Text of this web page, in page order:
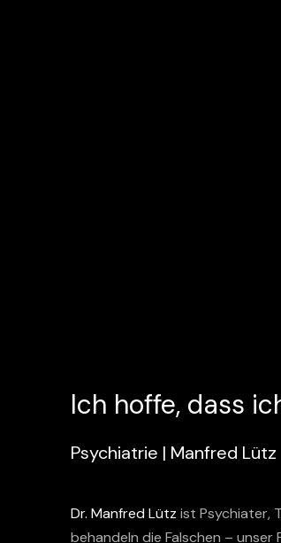
Ich hoffe, dass
Psychiatrie | Manfred Lütz
Dr. Manfred Lütz ist Psychiater,
behandeln die Falschen –